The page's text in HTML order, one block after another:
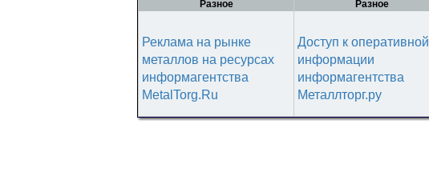
Разное
Реклама на рынке
металлов на ресурсах
информагентства
MetalTorg.Ru
Разное
Доступ к оперативной
информации
информагентства
Металлторг.ру